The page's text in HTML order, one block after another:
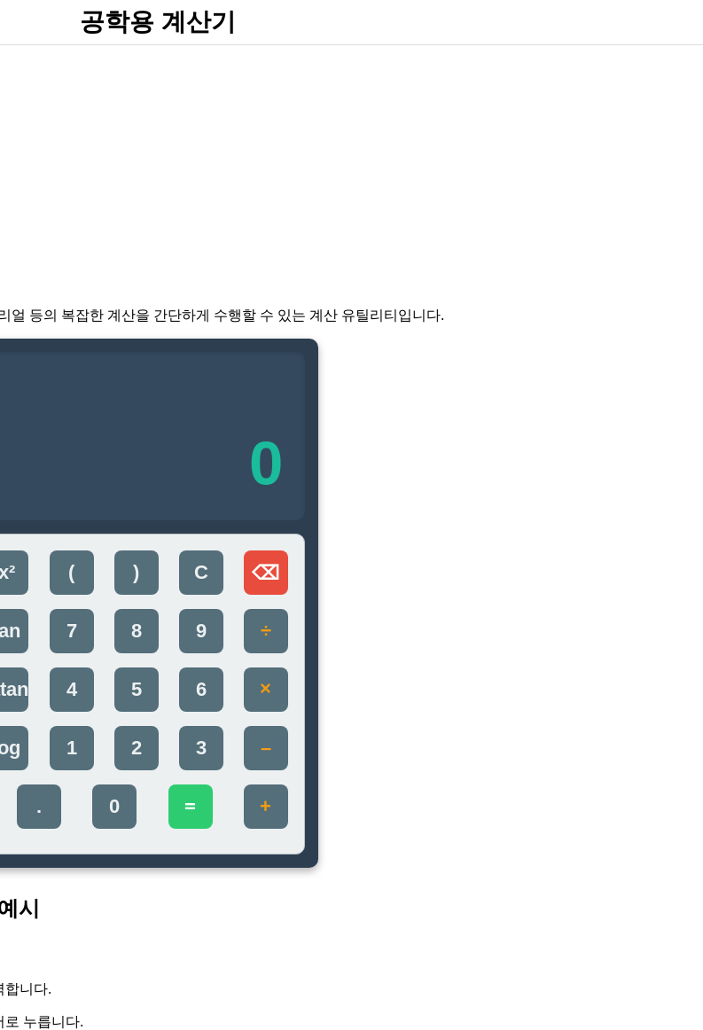
공학용 계산기
얼 등의 복잡한 계산을 간단하게 수행할 수 있는 계산 유틸리티입니다.
0
( ) C ⌫
7 8 9 ÷
4 5 6 ×
1 2 3 –
. 0 = +
시
합니다.
로 누릅니다.